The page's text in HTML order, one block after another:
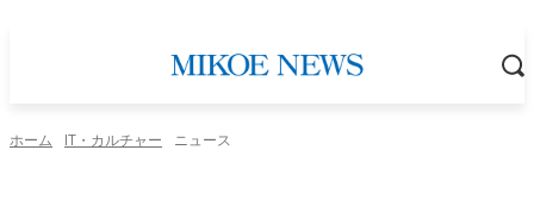
ホーム IT・カルチャー ニュース